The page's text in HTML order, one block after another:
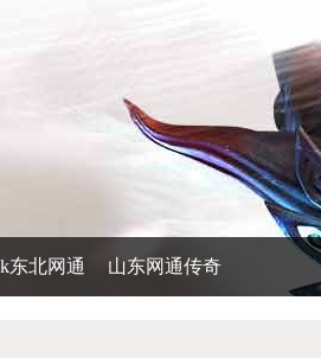
东北网通 山东网通传奇